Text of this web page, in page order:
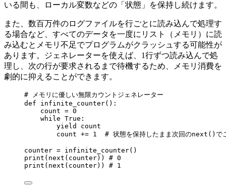
いる間も、ローカル変数などの「状態」を保持し続けます。
また、数百万件のログファイルを行ごとに読み込んで処理す
る場合など、すべてのデータを一度にリスト（メモリ）に読
み込むとメモリ不足でプログラムがクラッシュする可能性が
あります。ジェネレーターを使えば、1行ずつ読み込んで処
理し、次の行が要求されるまで待機するため、メモリ消費を
劇的に抑えることができます。
# メモリに優しい無限カウントジェネレーター
def
infinite_counter() :
count = 0
while True :
yield
count
count += 1 # 状態を保持したまま次回のnext()で
counter = infinite_counter()
print ( next ( counter)) # 0
print ( next ( counter)) # 1